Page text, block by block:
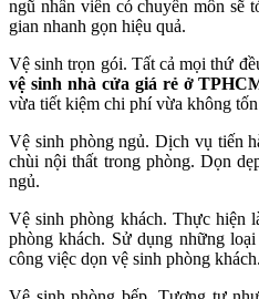
ngũ nhân viên có chuyên môn sẽ
gian nhanh gọn hiệu quả.
Vệ sinh trọn gói. Tất cả mọi thứ
vệ sinh nhà cửa giá rẻ ở
vừa tiết kiệm chi phí vừa không
Vệ sinh phòng ngủ. Dịch vụ tiến
chùi nội thất trong phòng. Dọn
ngủ.
Vệ sinh phòng khách. Thực hiện
phòng khách. Sử dụng những
công việc dọn vệ sinh phòng khách.